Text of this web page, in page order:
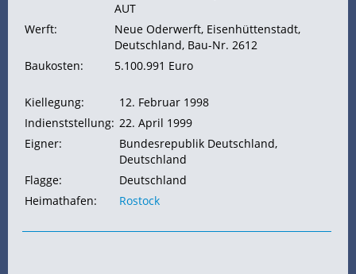
AUT
Werft:
Neue Oderwerft, Eisenhüttenstadt,
Deutschland, Bau-Nr. 2612
Baukosten:
5.100.991 Euro
Kiellegung:
12. Februar 1998
Indienststellung: 22. April 1999
Eigner:
Bundesrepublik Deutschland,
Deutschland
Flagge:
Deutschland
Heimathafen:
Rostock